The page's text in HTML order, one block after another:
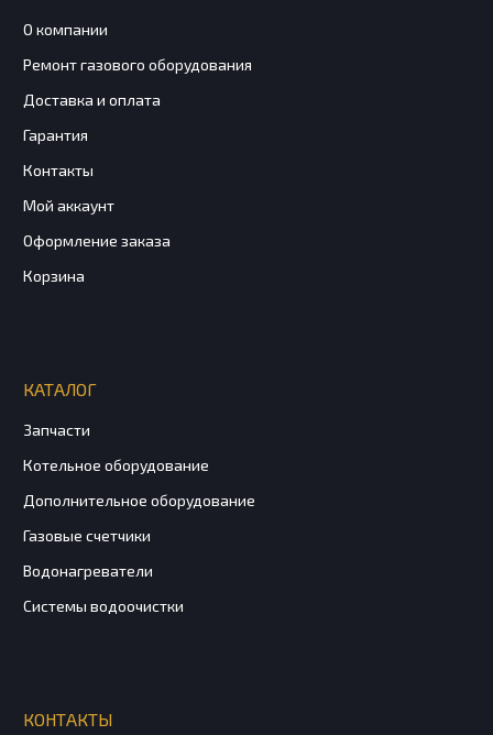
О компании
Ремонт газового оборудования
Доставка и оплата
Гарантия
Контакты
Мой аккаунт
Оформление заказа
Корзина
КАТАЛОГ
Запчасти
Котельное оборудование
Дополнительное оборудование
Газовые счетчики
Водонагреватели
Системы водоочистки
КОНТАКТЫ